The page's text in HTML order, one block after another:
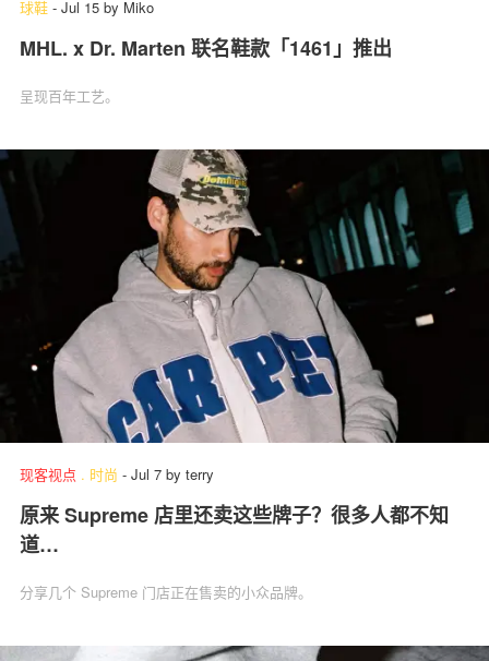
球鞋 - Jul 15 by Miko
MHL. x Dr. Marten 联名鞋款「1461」推出
呈现百年工艺。
现客视点 . 时尚 - Jul 7 by terry
原来 Supreme 店里还卖这些牌子？很多人都不知
道…
分享几个 Supreme 门店正在售卖的小众品牌。